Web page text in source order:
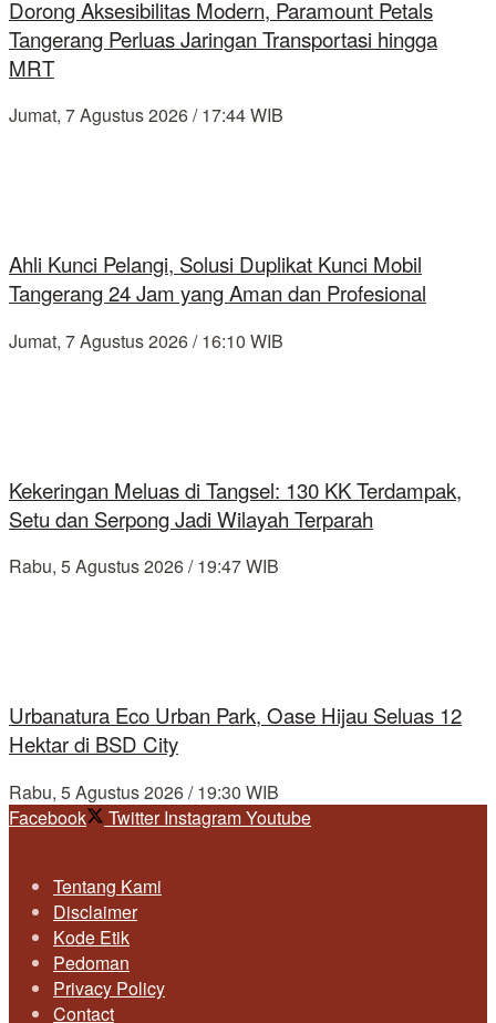
Dorong Aksesibilitas Modern, Paramount Petals
Tangerang Perluas Jaringan Transportasi hingga
MRT
Jumat, 7 Agustus 2026 / 17:44 WIB
Ahli Kunci Pelangi, Solusi Duplikat Kunci Mobil
Tangerang 24 Jam yang Aman dan Profesional
Jumat, 7 Agustus 2026 / 16:10 WIB
Kekeringan Meluas di Tangsel: 130 KK Terdampak,
Setu dan Serpong Jadi Wilayah Terparah
Rabu, 5 Agustus 2026 / 19:47 WIB
Urbanatura Eco Urban Park, Oase Hijau Seluas 12
Hektar di BSD City
Rabu, 5 Agustus 2026 / 19:30 WIB
Facebook
Twitter InstagramYoutube
Tentang Kami
Disclaimer
Kode Etik
Pedoman
Privacy Policy
Contact